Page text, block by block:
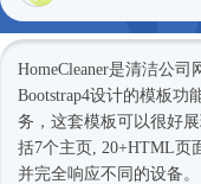
HomeCleaner是清洁公司
Bootstrap4设计的模板功
务，这套模板可以很好
括7个主页, 20+HTML页
并完全响应不同的设备。